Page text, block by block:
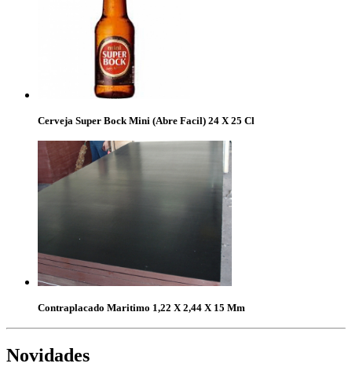
Cerveja Super Bock Mini (Abre Facil) 24 X 25 Cl
Contraplacado Maritimo 1,22 X 2,44 X 15 Mm
Novidades